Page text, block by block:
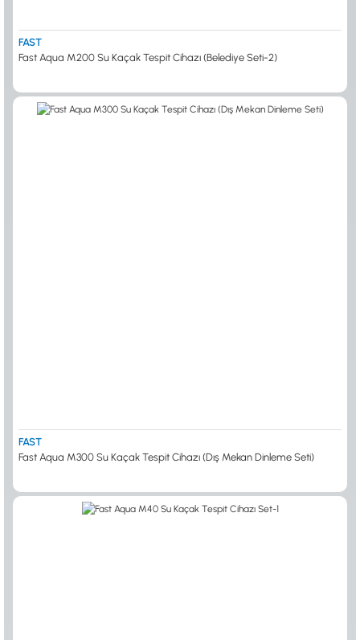
FAST
Fast Aqua M200 Su Kaçak Tespit Cihazı (Belediye Seti-2)
FAST
Fast Aqua M300 Su Kaçak Tespit Cihazı (Dış Mekan Dinleme Seti)